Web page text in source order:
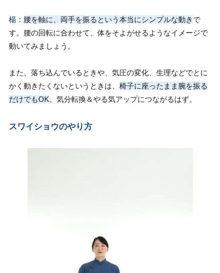
楊 ： 腰を軸に、両手を振るという本当にシンプルな動き で
す。腰の回転に合わせて、体をそよがせるようなイメージで
動いてみましょう。
また、落ち込んでいるときや、気圧の変化、生理などでとに
かく動きたくないというときは、 椅子に座ったまま腕を振る
だけでもOK。気分転換＆やる気アップにつながるはず。
スワイショウのやり方